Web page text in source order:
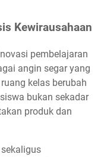
Kewirausahaan
pembelajaran
angin segar yang
kelas berubah
siswa bukan sekadar
produk dan